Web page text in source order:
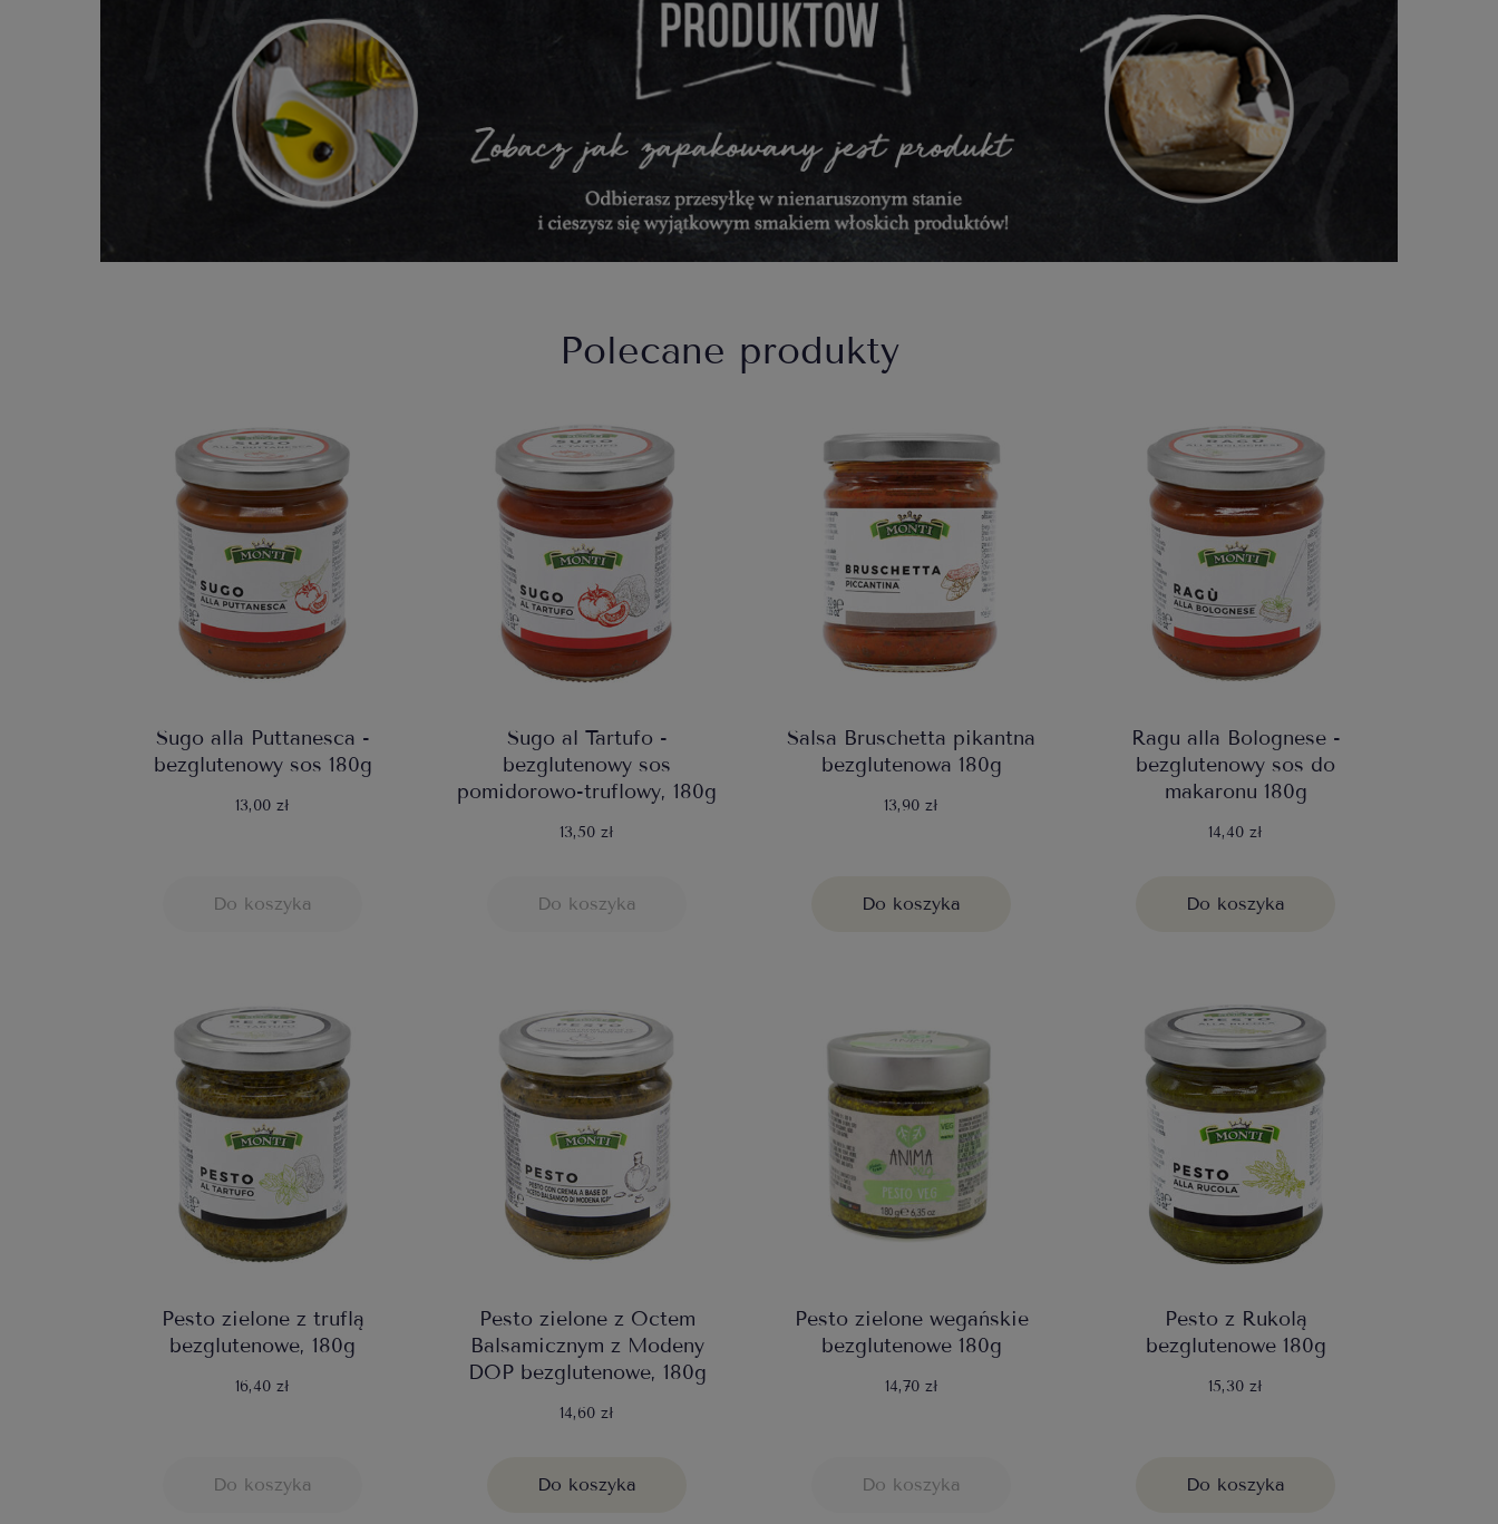
Polecane produkty
Sugo alla Puttanesca -
bezglutenowy sos 180g
13,00 zł
Do koszyka
Sugo al Tartufo -
bezglutenowy sos
pomidorowo-truflowy, 180g
13,50 zł
Do koszyka
Salsa Bruschetta pikantna
bezglutenowa 180g
13,90 zł
Do koszyka
Ragu alla Bolognese -
bezglutenowy sos do
makaronu 180g
14,40 zł
Do koszyka
Pesto zielone z truflą
bezglutenowe, 180g
16,40 zł
Do koszyka
Pesto zielone z Octem
Balsamicznym z Modeny
DOP bezglutenowe, 180g
14,60 zł
Do koszyka
Pesto zielone wegańskie
bezglutenowe 180g
14,70 zł
Do koszyka
Pesto z Rukolą
bezglutenowe 180g
15,30 zł
Do koszyka